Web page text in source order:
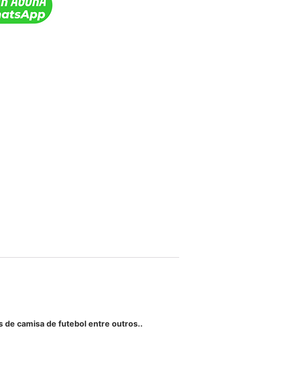
de camisa de futebol entre outros..